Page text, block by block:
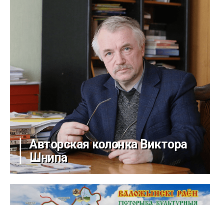
Авторская колонка Виктора
Шнипа